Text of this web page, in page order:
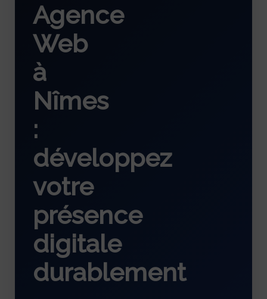
Agence
Web
à
Nîmes
:
développez
votre
présence
digitale
durablement